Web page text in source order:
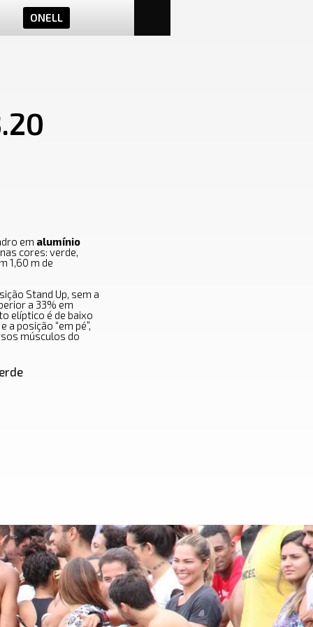
ONELL
em alumínio
cores: verde,
1,60 m de
Stand Up, sem a
a 33% em
elíptico é de baixo
posição “em pé”,
músculos do